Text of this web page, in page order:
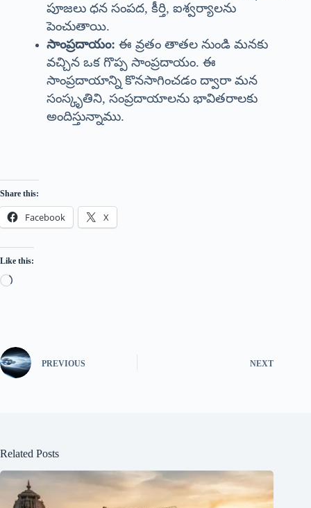
పూజలు ధన సంపద, కీర్తి, ఐశ్వర్యాలను
పెంచుతాయి.
సాంప్రదాయం: ఈ వ్రతం తాతల నుండి మనకు
వచ్చిన ఒక గొప్ప సాంప్రదాయం. ఈ
సాంప్రదాయాన్ని కొనసాగించడం ద్వారా మన
సంస్కృతిని, సంప్రదాయాలను భావితరాలకు
అందిస్తున్నాము.
Share this:
Facebook X
Like this:
PREVIOUS NEXT
Related Posts